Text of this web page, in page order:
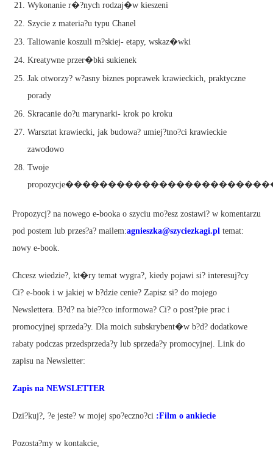
Wykonanie r�?nych rodzaj�w kieszeni
Szycie z materia?u typu Chanel
Taliowanie koszuli m?skiej- etapy, wskaz�wki
Kreatywne przer�bki sukienek
Jak otworzy? w?asny biznes poprawek krawieckich, praktyczne
porady
Skracanie do?u marynarki- krok po kroku
Warsztat krawiecki, jak budowa? umiej?tno?ci krawieckie
zawodowo
Twoje
Propozycj? na nowego e-booka o szyciu mo?esz zostawi? w komentarzu
pod postem lub przes?a? mailem:agnieszka@szyciezkagi.pl temat:
nowy e-book.
Chcesz wiedzie?, kt�ry temat wygra?, kiedy pojawi si? interesuj?cy
Ci? e-book i w jakiej w b?dzie cenie? Zapisz si? do mojego
Newslettera. B?d? na bie??co informowa? Ci? o post?pie prac i
promocyjnej sprzeda?y. Dla moich subskrybent�w b?d? dodatkowe
rabaty podczas przedsprzeda?y lub sprzeda?y promocyjnej. Link do
zapisu na Newsletter:
Zapis na NEWSLETTER
Dzi?kuj?, ?e jeste? w mojej spo?eczno?ci :Film o ankiecie
Pozosta?my w kontakcie,